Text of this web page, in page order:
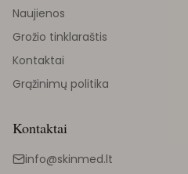
Naujienos
Grožio tinklaraštis
Kontaktai
Grąžinimų politika
Kontaktai
info@skinmed.lt